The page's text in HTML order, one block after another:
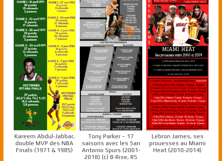
Kareem Abdul-Jabbar,
double MVP des NBA
Finals (1971 & 1985)
Tony Parker – 17
saisons avec les San
Antonio Spurs (2001-
2018) (c) B-Rise, RS
Lebron James, ses
prouesses au Miami
Heat (2010-2014)